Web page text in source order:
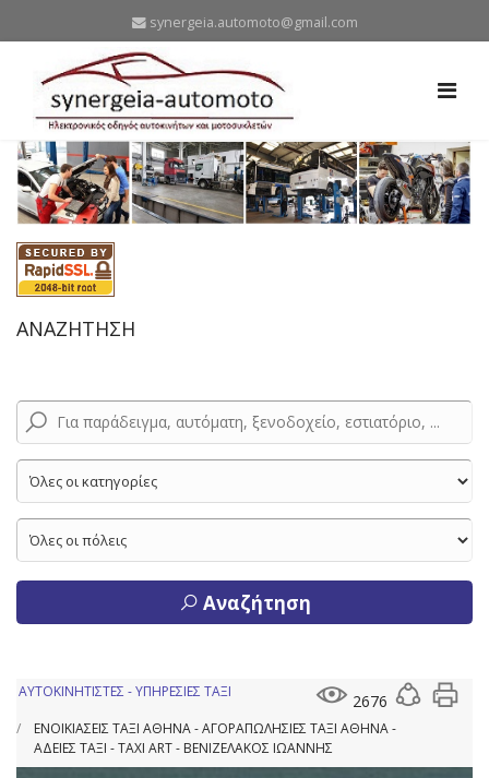
synergeia.automoto@gmail.com
ΑΝΑΖΗΤΗΣΗ
Αναζήτηση
2676
ΑΥΤΟΚΙΝΗΤΙΣΤΕΣ - ΥΠΗΡΕΣΙΕΣ ΤΑΞΙ
ΕΝΟΙΚΙΑΣΕΙΣ ΤΑΞΙ ΑΘΗΝΑ - ΑΓΟΡΑΠΩΛΗΣΙΕΣ ΤΑΞΙ ΑΘΗΝΑ -
ΑΔΕΙΕΣ ΤΑΞΙ - TAXI ART - ΒΕΝΙΖΕΛΑΚΟΣ ΙΩΑΝΝΗΣ